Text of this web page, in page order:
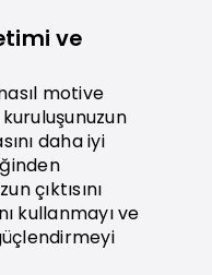
ve
motive
daha iyi
çıktısını
kullanmayı ve